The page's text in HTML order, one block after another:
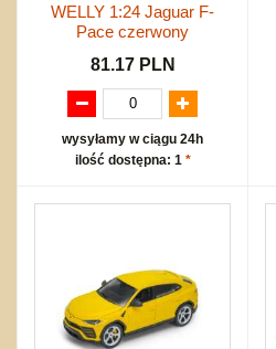
WELLY 1:24 Jaguar F-
Pace czerwony
81.17 PLN
wysyłamy w ciągu 24h
ilość dostępna: 1 *